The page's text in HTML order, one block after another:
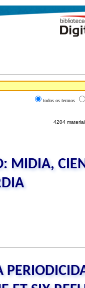
todos os termos
4204
MIDIA,